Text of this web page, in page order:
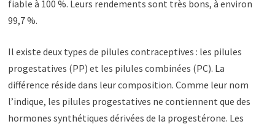
fiable à 100 %. Leurs rendements sont très bons, à environ
99,7 %.
Il existe deux types de pilules contraceptives : les pilules
progestatives (PP) et les pilules combinées (PC). La
différence réside dans leur composition. Comme leur nom
l’indique, les pilules progestatives ne contiennent que des
hormones synthétiques dérivées de la progestérone. Les